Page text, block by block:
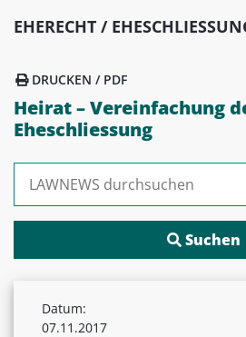
EHERECHT /
DRUCKEN / PDF
Heirat – Vereinfachung
Eheschliessung
Datum:
07.11.2017